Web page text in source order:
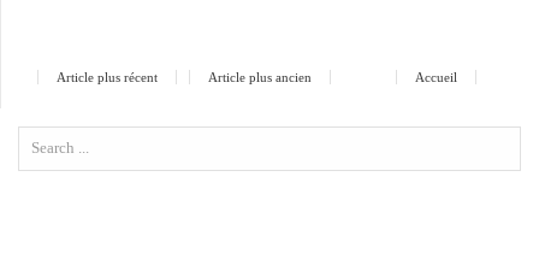
Article plus récent Article plus ancien Accueil